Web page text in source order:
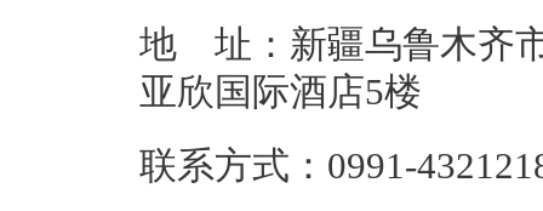
地 址：新疆乌鲁木齐
亚欣国
联系方式：